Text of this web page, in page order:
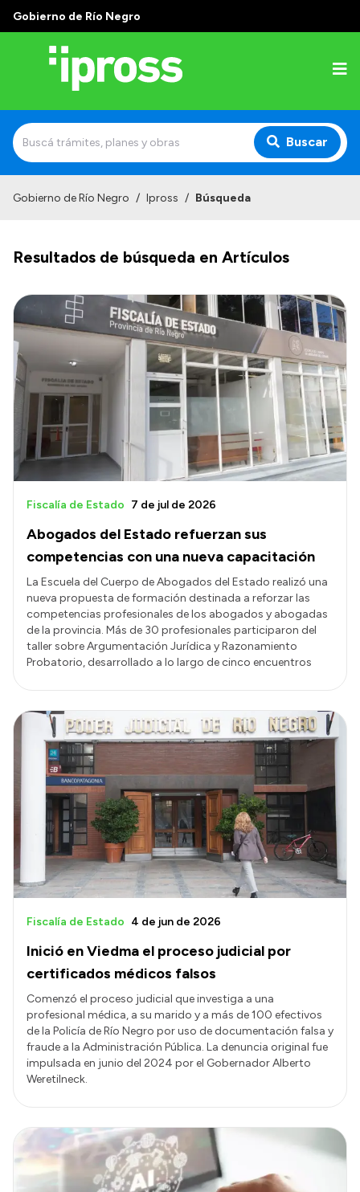
Gobierno de Río Negro
Buscar
¿Qué es IPROSS?
Autoridades
Delegaciones
Consultorios Propios
Presentación CV
Transparencia
Inversión en Salud
Licitaciones
Gobierno de Río Negro / Ipross / Búsqueda
Resultados de búsqueda en Artículos
Abogados del Estado refuerzan sus
competencias con una nueva capacitación
Fiscalía de Estado 7 de jul de 2026
La Escuela del Cuerpo de Abogados del Estado realizó una
nueva propuesta de formación destinada a reforzar las
competencias profesionales de los abogados y abogadas
de la provincia. Más de 30 profesionales participaron del
taller sobre Argumentación Jurídica y Razonamiento
Probatorio, desarrollado a lo largo de cinco encuentros
Inició en Viedma el proceso judicial por
certificados médicos falsos
Fiscalía de Estado 4 de jun de 2026
Comenzó el proceso judicial que investiga a una
profesional médica, a su marido y a más de 100 efectivos
de la Policía de Río Negro por uso de documentación falsa y
fraude a la Administración Pública. La denuncia original fue
impulsada en junio del 2024 por el Gobernador Alberto
Weretilneck.